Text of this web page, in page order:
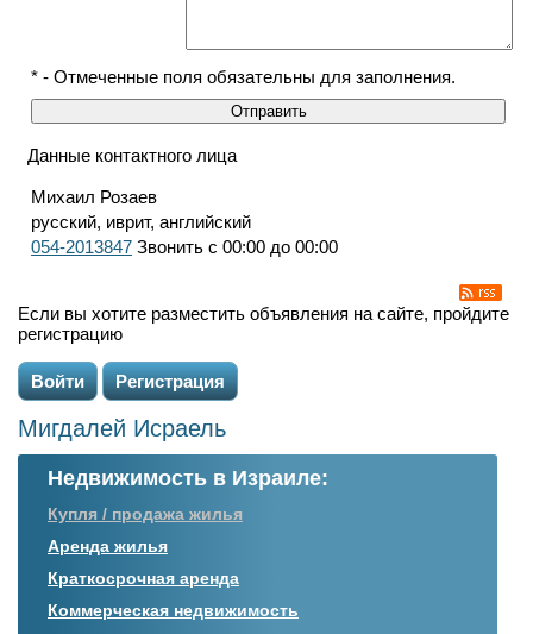
* - Отмеченные поля обязательны для заполнения.
Данные контактного лица
Михаил Розаев
русский, иврит, английский
054-2013847 Звонить с 00:00 до 00:00
Если вы хотите разместить объявления на сайте, пройдите
регистрацию
Войти Регистрация
Мигдалей Исраель
Недвижимость в Израиле:
Купля / продажа жилья
Аренда жилья
Краткосрочная аренда
Коммерческая недвижимость